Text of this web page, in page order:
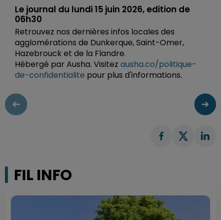
Le journal du lundi 15 juin 2026, edition de
06h30
Retrouvez nos dernières infos locales des
agglomérations de Dunkerque, Saint-Omer,
Hazebrouck et de la Flandre.
Hébergé par Ausha. Visitez ausha.co/politique-
de-confidentialite pour plus d'informations.
FIL INFO